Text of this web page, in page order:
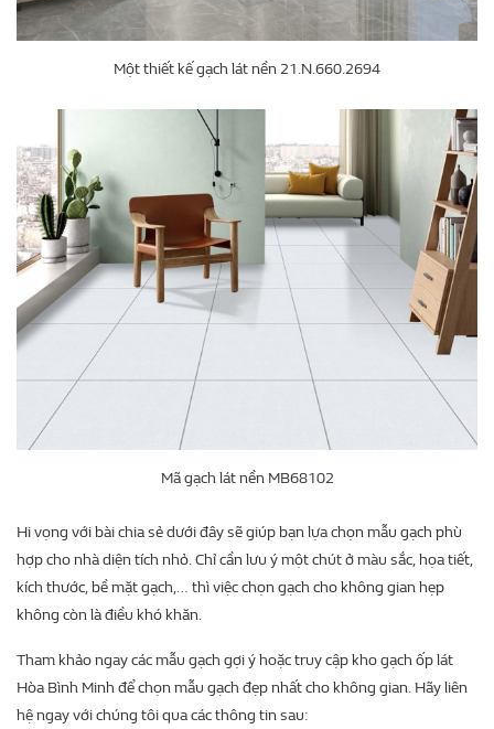
Một thiết kế gạch lát nền 21.N.660.2694
Mã gạch lát nền MB68102
Hi vọng với bài chia sẻ dưới đây sẽ giúp bạn lựa chọn mẫu gạch phù
hợp cho nhà diện tích nhỏ. Chỉ cần lưu ý một chút ở màu sắc, họa tiết,
kích thước, bề mặt gạch,… thì việc chọn gạch cho không gian hẹp
không còn là điều khó khăn.
Tham khảo ngay các mẫu gạch gợi ý hoặc truy cập kho gạch ốp lát
Hòa Bình Minh để chọn mẫu gạch đẹp nhất cho không gian. Hãy liên
hệ ngay với chúng tôi qua các thông tin sau: